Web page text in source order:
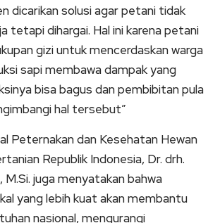
dicarikan solusi agar petani tidak
tetapi dihargai. Hal ini karena petani
gizi untuk mencerdaskan warga
sapi membawa dampak yang
bisa bagus dan pembibitan pula
hal tersebut”
Peternakan dan Kesehatan Hewan
Republik Indonesia, Dr. drh.
M.Si. juga menyatakan bahwa
yang lebih kuat akan membantu
nasional, mengurangi